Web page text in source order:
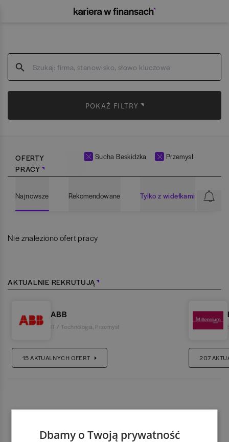
POKAŻ FILTRY
OFERTY
PRACY
Sucha Beskidzka Przemysł
Najnowsze Rekomendowane Tylko z widełkami
Nie znaleziono ofert pracy
AKTUALNIE REKRUTUJĄ
ABB
IT / Technologia Przemysł
15AKTUALNYCH OFERT 207
Dbamy o Twoją prywatność